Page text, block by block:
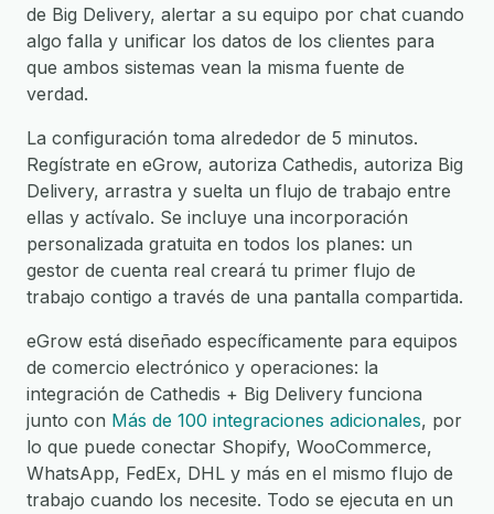
de Big Delivery, alertar a su equipo por chat cuando
algo falla y unificar los datos de los clientes para
que ambos sistemas vean la misma fuente de
verdad.
La configuración toma alrededor de 5 minutos.
Regístrate en eGrow, autoriza Cathedis, autoriza Big
Delivery, arrastra y suelta un flujo de trabajo entre
ellas y actívalo. Se incluye una incorporación
personalizada gratuita en todos los planes: un
gestor de cuenta real creará tu primer flujo de
trabajo contigo a través de una pantalla compartida.
eGrow está diseñado específicamente para equipos
de comercio electrónico y operaciones: la
integración de Cathedis + Big Delivery funciona
junto con Más de 100 integraciones adicionales, por
lo que puede conectar Shopify, WooCommerce,
WhatsApp, FedEx, DHL y más en el mismo flujo de
trabajo cuando los necesite. Todo se ejecuta en un